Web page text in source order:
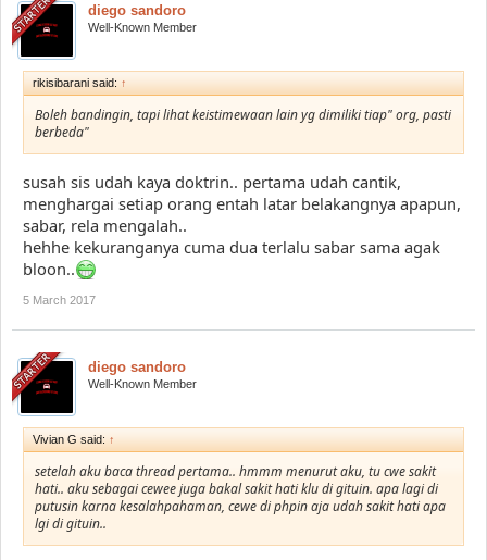
diego sandoro
Well-Known Member
rikisibarani said: ↑
Boleh bandingin, tapi lihat keistimewaan lain yg dimiliki tiap" org, pasti
berbeda"
susah sis udah kaya doktrin.. pertama udah cantik,
menghargai setiap orang entah latar belakangnya apapun,
sabar, rela mengalah..
hehhe kekuranganya cuma dua terlalu sabar sama agak
bloon..
5 March 2017
diego sandoro
Well-Known Member
Vivian G said: ↑
setelah aku baca thread pertama.. hmmm menurut aku, tu cwe sakit
hati.. aku sebagai cewee juga bakal sakit hati klu di gituin. apa lagi di
putusin karna kesalahpahaman, cewe di phpin aja udah sakit hati apa
lgi di gituin..